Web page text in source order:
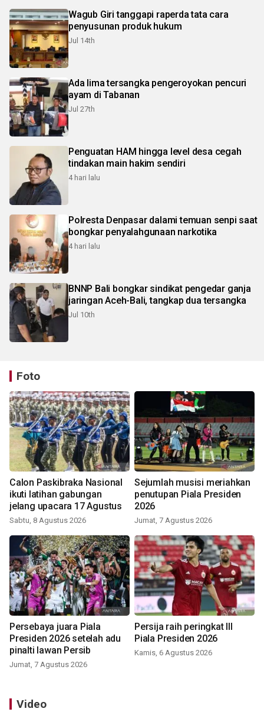
Wagub Giri tanggapi raperda tata cara
penyusunan produk hukum
Jul 14th
Ada lima tersangka pengeroyokan pencuri
ayam di Tabanan
Jul 27th
Penguatan HAM hingga level desa cegah
tindakan main hakim sendiri
4 hari lalu
Polresta Denpasar dalami temuan senpi saat
bongkar penyalahgunaan narkotika
4 hari lalu
BNNP Bali bongkar sindikat pengedar ganja
jaringan Aceh-Bali, tangkap dua tersangka
Jul 10th
Foto
Calon Paskibraka Nasional
ikuti latihan gabungan
jelang upacara 17 Agustus
Sabtu, 8 Agustus 2026
Sejumlah musisi meriahkan
penutupan Piala Presiden
2026
Jumat, 7 Agustus 2026
Persebaya juara Piala
Presiden 2026 setelah adu
pinalti lawan Persib
Jumat, 7 Agustus 2026
Persija raih peringkat III
Piala Presiden 2026
Kamis, 6 Agustus 2026
Video